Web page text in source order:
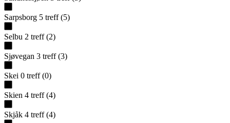
Sarpsborg 5 treff (5)
Selbu 2 treff (2)
Sjøvegan 3 treff (3)
Skei 0 treff (0)
Skien 4 treff (4)
Skjåk 4 treff (4)